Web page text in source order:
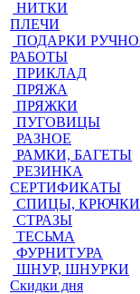
НИТКИ
ПЛЕЧИ
ПОДАРКИ
РАБОТЫ
ПРИКЛАД
ПРЯЖА
ПРЯЖКИ
ПУГОВИЦЫ
РАЗНОЕ
РАМКИ, БАГЕТЫ
РЕЗИНКА
СЕРТИФИКАТЫ
СПИЦЫ, КРЮЧКИ
СТРАЗЫ
ТЕСЬМА
ФУРНИТУРА
ШНУР, ШНУРКИ
Скидки дня